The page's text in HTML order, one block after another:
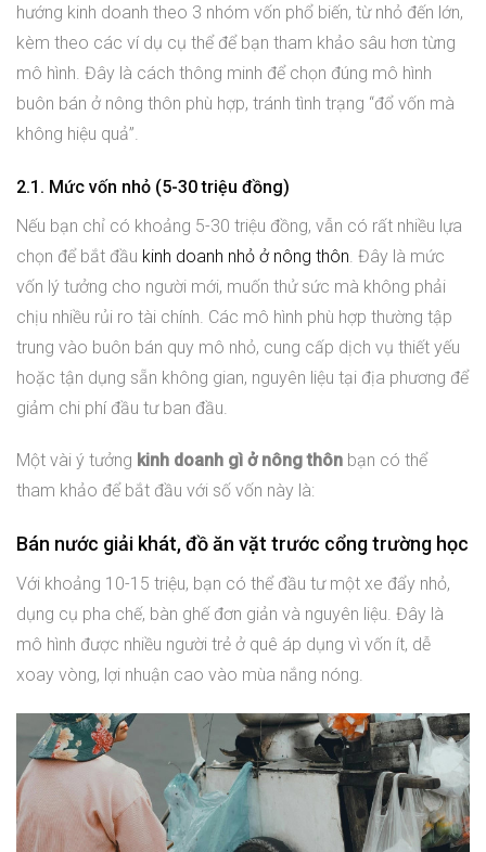
hướng kinh doanh theo 3 nhóm vốn phổ biến, từ nhỏ đến lớn,
kèm theo các ví dụ cụ thể để bạn tham khảo sâu hơn từng
mô hình. Đây là cách thông minh để chọn đúng mô hình
buôn bán ở nông thôn phù hợp, tránh tình trạng “đổ vốn mà
không hiệu quả”.
2.1. Mức vốn nhỏ (5-30 triệu đồng)
Nếu bạn chỉ có khoảng 5-30 triệu đồng, vẫn có rất nhiều lựa
chọn để bắt đầu kinh doanh nhỏ ở nông thôn . Đây là mức
vốn lý tưởng cho người mới, muốn thử sức mà không phải
chịu nhiều rủi ro tài chính. Các mô hình phù hợp thường tập
trung vào buôn bán quy mô nhỏ, cung cấp dịch vụ thiết yếu
hoặc tận dụng sẵn không gian, nguyên liệu tại địa phương để
giảm chi phí đầu tư ban đầu.
Một vài ý tưởng kinh doanh gì ở nông thôn bạn có thể
tham khảo để bắt đầu với số vốn này là:
Bán nước giải khát, đồ ăn vặt trước cổng trường học
Với khoảng 10-15 triệu, bạn có thể đầu tư một xe đẩy nhỏ,
dụng cụ pha chế, bàn ghế đơn giản và nguyên liệu. Đây là
mô hình được nhiều người trẻ ở quê áp dụng vì vốn ít, dễ
xoay vòng, lợi nhuận cao vào mùa nắng nóng.